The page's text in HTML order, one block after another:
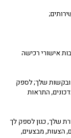
אישורי רכישה
ובקשות שלך; לספק
התראות
שלך, כגון לספק לך
הצעות, מבצעים,